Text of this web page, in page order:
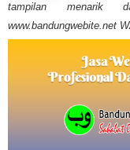
tampilan menarik
www.bandungwebite.net